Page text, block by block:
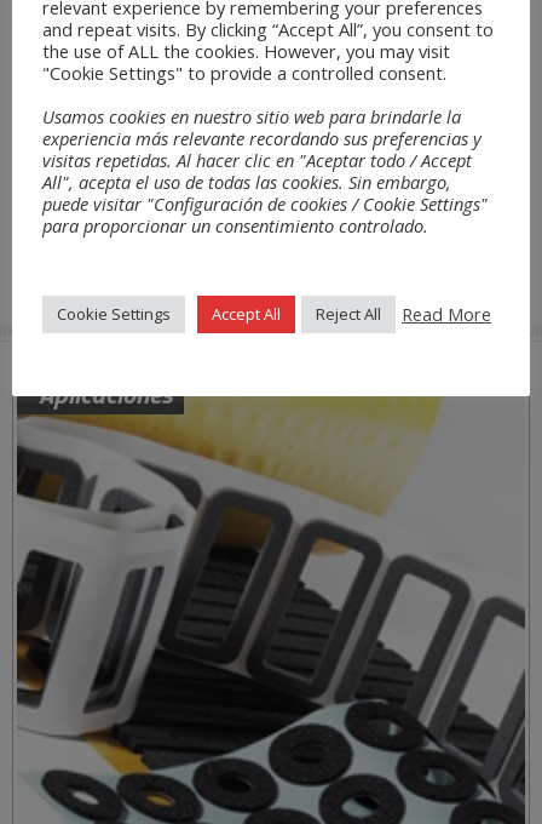
tiempo de su exposición, hasta el momento en que sean modificadas de
forma total o parcial por TECNO-SPUMA S.L.
TECNO-SPUMA S.L. podrá dar por terminadas, suspender o interrumpir
unilateralmente, la operatividad de este sitio web, sin posibilidad de
el usuario deberá destruir cualquier información sobre la sociedad
TECNO-SPUMA S.L. que posea en cualquier formato y que haya obtenido a
través del sitio o a través de las comunicaciones realizadas de forma
individual al usuario por la misma.
9. Legislación y Jurisdicción.
Estas condiciones de uso se rigen por la legislación española. Los usuarios
derivados de este aviso legal a los Juzgados y Tribunales de Barcelona.
Aplicaciones
relevant experience by remembering your preferences
and repeat visits. By clicking “Accept All”, you consent to
the use of ALL the cookies. However, you may visit
"Cookie Settings" to provide a controlled consent.
Usamos cookies en nuestro sitio web para brindarle la
experiencia más relevante recordando sus preferencias y
visitas repetidas. Al hacer clic en "Aceptar todo / Accept
All", acepta el uso de todas las cookies. Sin embargo,
puede visitar "Configuración de cookies / Cookie Settings"
para proporcionar un consentimiento controlado.
Cookie Settings Accept All Reject All Read More